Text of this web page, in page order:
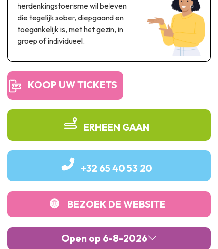
Industrieel erfgoed & architecturale kunstwerken
Streekproducten
herdenkingstoerisme wil beleven
die tegelijk sober, diepgaand en
toegankelijk is, met het gezin, in
groep of individueel.
KOOP UW TICKETS
ERHEEN GAAN
+32 65 40 53 20
BEZOEK DE WEBSITE
Open op 6-8-2026